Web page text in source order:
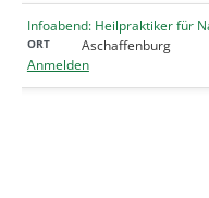
Infoabend: Heilpraktiker für
Aschaffenburg
Anmelden